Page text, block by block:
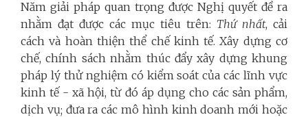
Năm giải pháp quan trọng được Nghị quyết đề ra
nhằm đạt được các mục tiêu trên: Thứ nhất, cải
cách và hoàn thiện thể chế kinh tế. Xây dựng cơ
chế, chính sách nhằm thúc đẩy xây dựng khung
pháp lý thử nghiệm có kiểm soát của các lĩnh vực
kinh tế - xã hội, từ đó áp dụng cho các sản phẩm,
dịch vụ; đưa ra các mô hình kinh doanh mới hoặc